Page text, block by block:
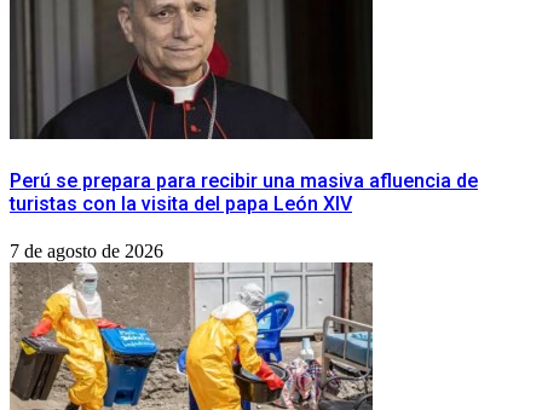
Perú se prepara para recibir una masiva afluencia de
turistas con la visita del papa León XIV
7 de agosto de 2026